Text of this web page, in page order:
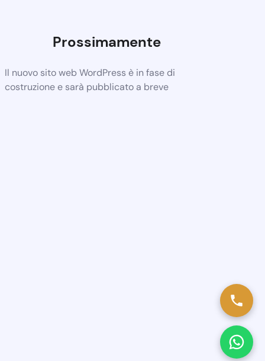
Prossimamente
Il nuovo sito web WordPress è in fase di
costruzione e sarà pubblicato a breve